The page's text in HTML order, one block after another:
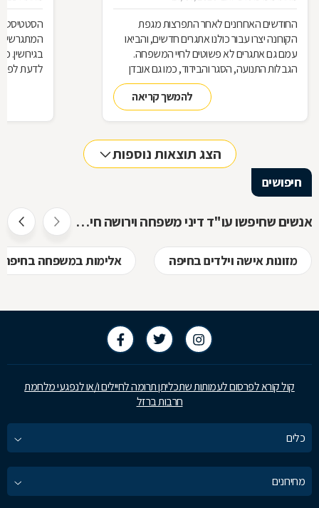
החודשים האחרונים לאחר התפרצות מגפת
הקורונה יצרו עבור כולנו אתגרים חדשים, והביאו
עמם גם אתגרים לא פשוטים לחיי המשפחה.
הגבלות התנועה, הסגר והבידוד, כמו גם אובדן
מקומות עבודה, או המעבר לעבודה מהבית, יצרו
מצב חדש לגמרי, העמידו לא מעט משפחות
בסימן הגירושין. כיצד מנהלים הליך גירושים נכון
להמשך קריאה
בגירושין.
לדעת לפני
הצג תוצאות נוספות
חיפושים
אנשים שחיפשו עו"ד דיני משפחה וירושה חיפשו גם
מזונות אישה וילדים בחיפה אלימות במשפחה בחיפה
קול קורא לפרסום לעמותות שתכליתן תרומה לחיילים ו/או לנפגעי מלחמת
חרבות ברזל
כלים
מחירונים